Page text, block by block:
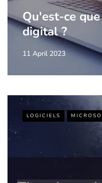
Qu'est-ce
digital ?
11 April 2023
LOGICIELS